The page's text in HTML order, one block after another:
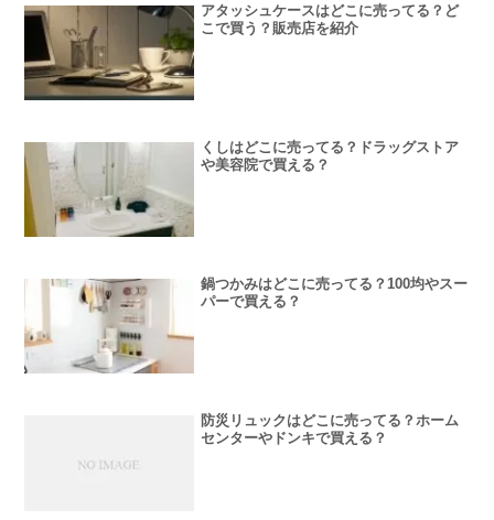
アタッシュケースはどこに売ってる？ど
こで買う？販売店を紹介
くしはどこに売ってる？ドラッグストア
や美容院で買える？
鍋つかみはどこに売ってる？100均やスー
パーで買える？
防災リュックはどこに売ってる？ホーム
センターやドンキで買える？